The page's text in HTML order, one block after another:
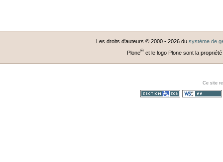
Les droits d'auteurs © 2000 - 2026 du système de
Plone®et le logo Plone sont la
Ce site